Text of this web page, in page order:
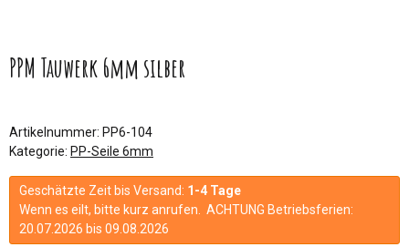
PPM Tauwerk 6mm silber
Artikelnummer: PP6-104
Kategorie: PP-Seile 6mm
Geschätzte Zeit bis Versand: 1-4 Tage
Wenn es eilt, bitte kurz anrufen. ACHTUNG Betriebsferien:
20.07.2026 bis 09.08.2026